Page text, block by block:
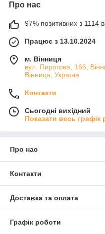
Про нас
97% позитивних з 1114
Працює з 13.10.2024
м. Вінниця
вул. Пирогова, 166,
Вінниця, Україна
Контакти
Сьогодні вихідний
Показати весь графік
Про нас
Контакти
Доставка та оплата
Графік роботи